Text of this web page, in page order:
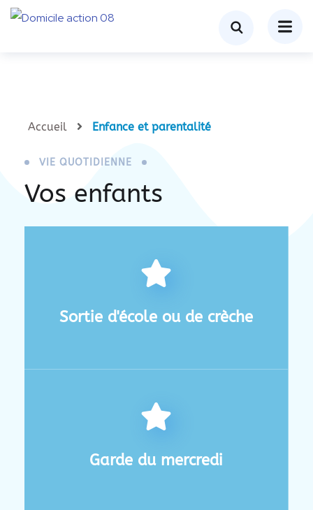
Accueil Enfance et parentalité
VIE QUOTIDIENNE
Vos enfants
Sortie d'école ou de crèche
Garde du mercredi